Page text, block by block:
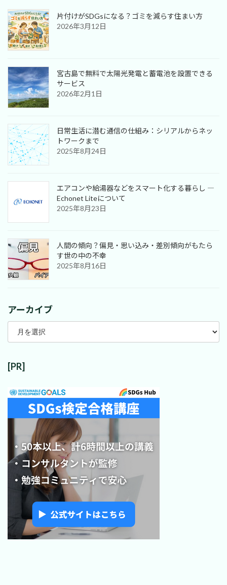
片付けがSDGsになる？ゴミを減らす住まい方
2026年3月12日
宮古島で無料で太陽光発電と蓄電池を設置できる
サービス
2026年2月1日
日常生活に潜む通信の仕組み：シリアルからネッ
トワークまで
2025年8月24日
エアコンや給湯器などをスマート化する暮らし ―
Echonet Liteについて
2025年8月23日
人間の傾向？偏見・思い込み・差別傾向がもたら
す世の中の不幸
2025年8月16日
アーカイブ
ア
カ
ブ
[PR]